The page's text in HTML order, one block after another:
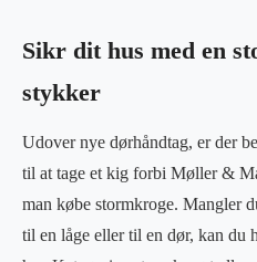
Sikr dit hus med en
stykker
Udover nye dørhåndtag, er der
til at tage et kig forbi Møller &
man købe stormkroge. Mangler
til en låge eller til en dør, kan du